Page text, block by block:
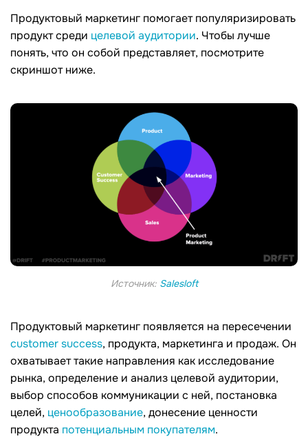
Продуктовый маркетинг помогает популяризировать
продукт среди целевой аудитории. Чтобы лучше
понять, что он собой представляет, посмотрите
скриншот ниже.
Источник: Salesloft
Продуктовый маркетинг появляется на пересечении
customer success, продукта, маркетинга и продаж. Он
охватывает такие направления как исследование
рынка, определение и анализ целевой аудитории,
выбор способов коммуникации с ней, постановка
целей, ценообразование, донесение ценности
продукта потенциальным покупателям.